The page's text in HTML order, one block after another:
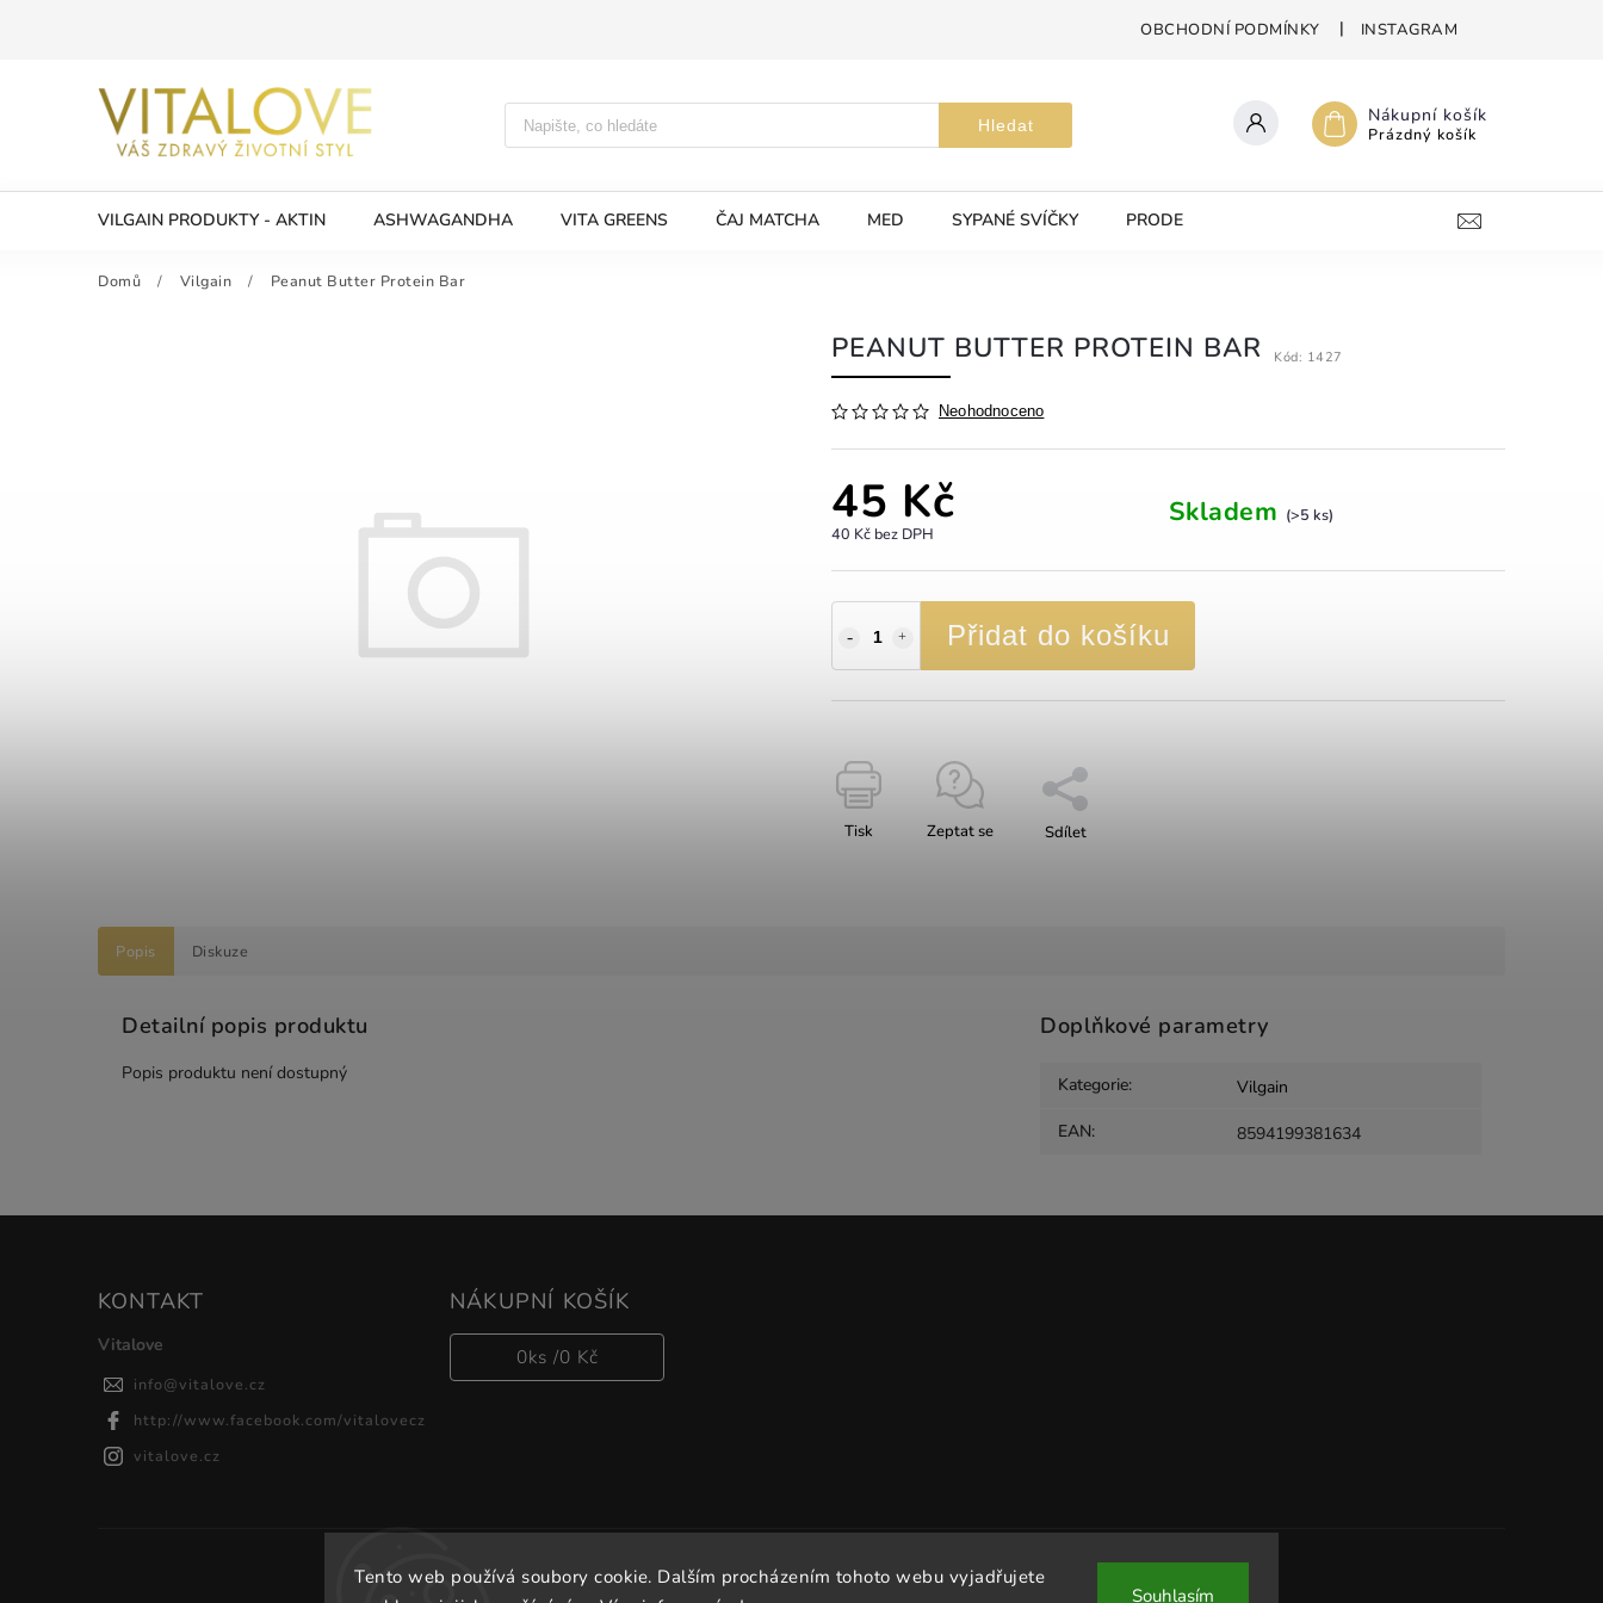
Tento web používá soubory cookie. Dalším procházením tohoto webu vyjadřujete
Souhlasím
OBCHODNÍ PODMÍNKY INSTAGRAM
Hledat Nákupní košík
Prázdný košík
VILGAIN PRODUKTY - AKTIN ASHWAGANDHA VITA GREENS ČAJ MATCHA MED SYPANÉ SVÍČKY PRODEJNA
Domů / Vilgain / Peanut Butter Protein Bar
PEANUT BUTTER PROTEIN BAR Kód: 1427
Neohodnoceno
45 Kč
40 Kč bez DPH
Skladem (>5 ks)
Přidat do košíku
Tisk Zeptat se Sdílet
Popis Diskuze
Detailní popis produktu
Popis produktu není dostupný
Doplňkové parametry
Kategorie:
Vilgain
EAN: 8594199381634
KONTAKT
Vitalove
info@vitalove.cz
http://www.facebook.com/vitalovecz
vitalove.cz
NÁKUPNÍ KOŠÍK
0ks /0 Kč
Copyright 2026 Vitalove. Všechna práva vyhrazena.